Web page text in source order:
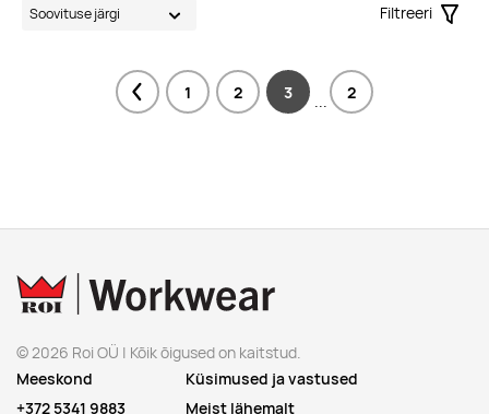
Filtreeri
Filter
Previous
1 2 3 ... 2
© 2026 Roi OÜ | Kõik õigused on kaitstud.
Meeskond
+372 5341 9883
Küsimused ja vastused
Meist lähemalt